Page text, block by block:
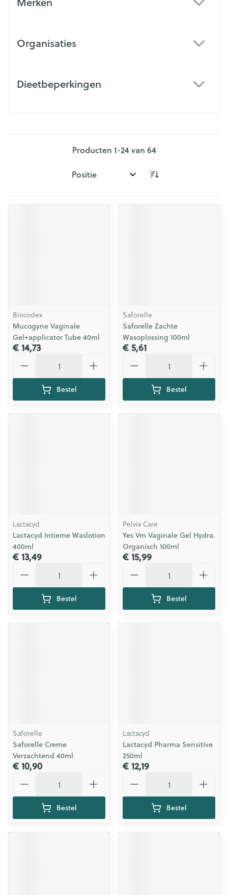
Organisaties
Dieetbeperkingen
Producten 1-24van 64
Sorteer op:
Biocodex
Mucogyne Vaginale
Gel+applicator Tube 40ml
€ 14,73
Bestel
Saforelle
Saforelle Zachte
Wasoplossing 100ml
€ 5,61
Bestel
Lactacyd
Lactacyd Intieme Waslotion
400ml
€ 13,49
Bestel
Pelvix Care
Yes Vm Vaginale Gel Hydra.
Organisch 100ml
€ 15,99
Bestel
Saforelle
Saforelle Creme
Verzachtend 40ml
€ 10,90
Bestel
Lactacyd
Lactacyd Pharma Sensitive
250ml
€ 12,19
Bestel